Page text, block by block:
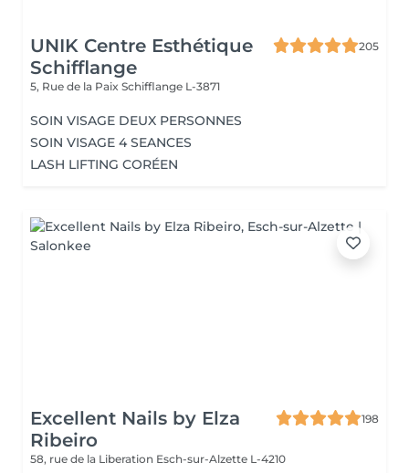
UNIK Centre Esthétique
Schifflange
205
5, Rue de la Paix Schifflange L-3871
SOIN VISAGE DEUX PERSONNES
SOIN VISAGE 4 SEANCES
LASH LIFTING CORÉEN
Excellent Nails by Elza
Ribeiro
198
58, rue de la Liberation Esch-sur-Alzette L-4210